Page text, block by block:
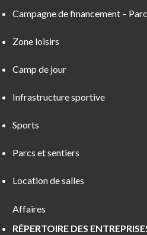
Campagne de financement –
Zone loisirs
Camp de jour
Infrastructure sportive
Sports
Parcs et sentiers
Location de salles
Affaires
RÉPERTOIRE DES